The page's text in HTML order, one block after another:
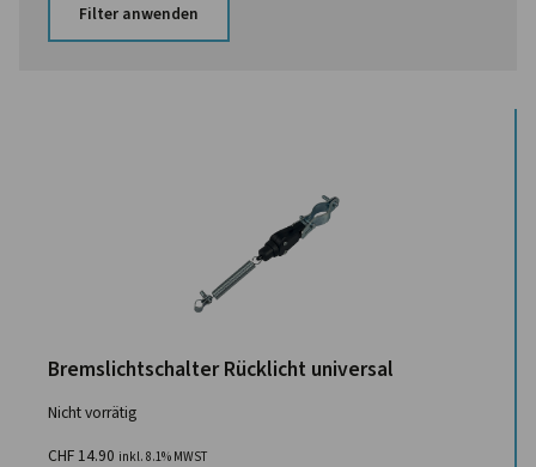
Filter anwenden
Bremslichtschalter Rücklicht universal
Nicht vorrätig
CHF 14.90 inkl. 8.1% MWST